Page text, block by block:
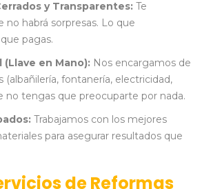
y Transparentes: Te
no habrá sorpresas. Lo que
pagas.
en Mano): Nos encargamos de
fontanería, electricidad,
no tengas que preocuparte por nada.
Trabajamos con los mejores
para asegurar resultados que
de Reformas